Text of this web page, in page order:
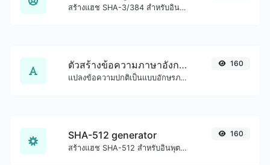
สร้างแฮช SHA-3/384 สำหรับอินพุตสตริงใดๆ
ตัวสร้างข้อความภาษาอังกฤษโบราณ
แปลงข้อความปกติเป็นแบบอักษรภาษาอังกฤษโบราณ
160
SHA-512 generator
สร้างแฮช SHA-512 สำหรับอินพุตสตริงใดๆ
160